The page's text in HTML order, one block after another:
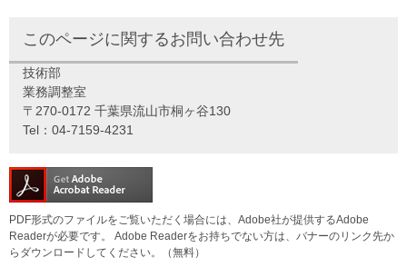
このページに関するお問い合わせ先
技術部
業務調整室
〒270-0172 千葉県流山市桐ヶ谷130
Tel：04-7159-4231
PDF形式のファイルをご覧いただく場合には、Adobe社が提供するAdobe
Readerが必要です。
Adobe Readerをお持ちでない方は、バナーのリンク先か
らダウンロードしてください。（無料）